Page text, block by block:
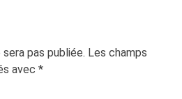
pas publiée. Les champs
avec *